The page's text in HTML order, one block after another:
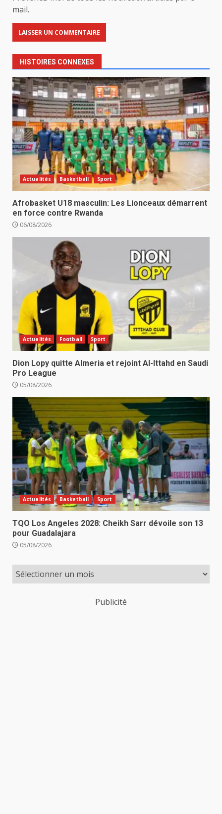
mail.
HISTOIRES CONNEXES
Actualités Basketball Sport
Afrobasket U18 masculin: Les Lionceaux démarrent
en force contre Rwanda
06/08/2026
Actualités Football Sport
Dion Lopy quitte Almeria et rejoint Al-Ittahd en Saudi
Pro League
05/08/2026
Actualités Basketball Sport
TQO Los Angeles 2028: Cheikh Sarr dévoile son 13
pour Guadalajara
05/08/2026
Publicité